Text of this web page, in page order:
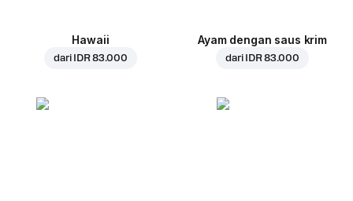
Hawaii
dari IDR 83.000
Ayam dengan saus krim
dari IDR 83.000